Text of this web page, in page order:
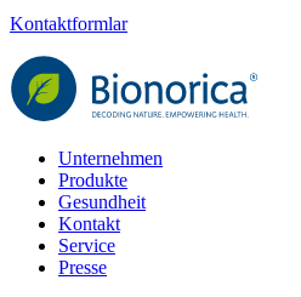
Kontaktformlar
Unternehmen
Produkte
Gesundheit
Kontakt
Service
Presse